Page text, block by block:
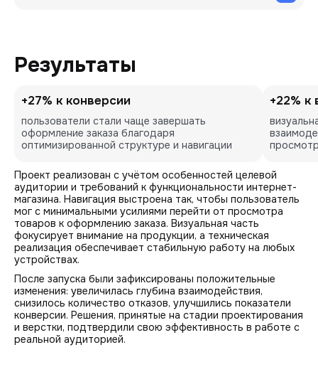
Результаты
+27% к конверсии
пользователи стали чаще завершать
оформление заказа благодаря
оптимизированной структуре и навигации
+22% к
Проект реализован с учётом особенностей целевой
аудитории и требований к функциональности интернет-
магазина. Навигация выстроена так, чтобы пользователь
мог с минимальными усилиями перейти от просмотра
товаров к оформлению заказа. Визуальная часть
фокусирует внимание на продукции, а техническая
реализация обеспечивает стабильную работу на любых
устройствах.
После запуска были зафиксированы положительные
изменения: увеличилась глубина взаимодействия,
снизилось количество отказов, улучшились показатели
конверсии. Решения, принятые на стадии проектирования
и верстки, подтвердили свою эффективность в работе с
реальной аудиторией.